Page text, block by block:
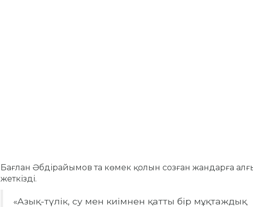
Бағлан Әбдірайымов та көмек қолын созған жандарға
жеткізді.
«Азық-түлік, су мен киімнен қатты бір мұқтаждық